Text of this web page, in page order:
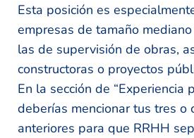
Esta posición es
empresas de tamaño
las de supervisión de obras,
constructoras o proyectos
En la sección de “Experiencia
deberías mencionar tus tres o
anteriores para que RRHH